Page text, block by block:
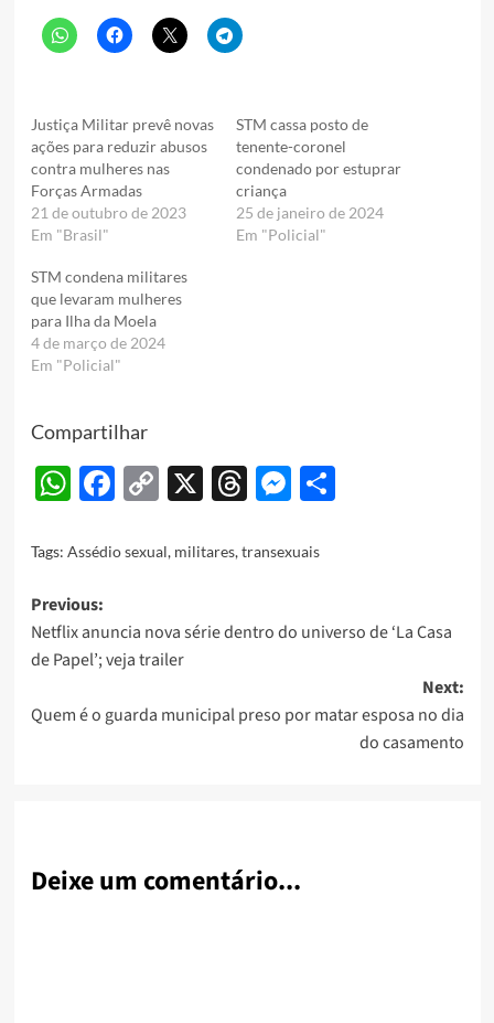
Justiça Militar prevê novas
ações para reduzir abusos
contra mulheres nas
Forças Armadas
21 de outubro de 2023
Em "Brasil"
STM cassa posto de
tenente-coronel
condenado por estuprar
criança
25 de janeiro de 2024
Em "Policial"
STM condena militares
que levaram mulheres
para Ilha da Moela
4 de março de 2024
Em "Policial"
Compartilhar
WhatsApp
Facebook
Copy
X Threads
Messenger
Share
Tags: Assédio sexual, militares,transexuais
Post
navigation
Previous:
Netflix anuncia nova série dentro do universo de ‘La Casa
de Papel’; veja trailer
Next:
Quem é o guarda municipal preso por matar esposa no dia
do casamento
Deixe um comentário...